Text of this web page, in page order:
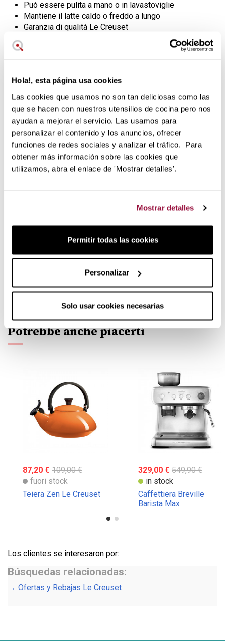
Hola!, esta página usa cookies
Las cookies que usamos no son tan deliciosas como las
que se hacen con nuestros utensilios de cocina pero nos
ayudan a mejorar el servicio. Las usamos para
personalizar el contenido y los anuncios, ofrecer
funciones de redes sociales y analizar el tráfico. Para
obtener más información sobre las cookies que
utilizamos, abra el enlace de 'Mostrar detalles'.
Mostrar detalles
Permitir todas las cookies
Personalizar
Solo usar cookies necesarias
Può essere pulita a mano o in lavastoviglie
Mantiene il latte caldo o freddo a lungo
Garanzia di qualità Le Creuset
Un set ideale per completare il
tutta la tradizione di Le Creuset.
La lattiera da 350 ml è dotata di un beccuccio per versare
senza sgocciolare e in modo pulito, mentre la
zuccheriera con coperchio in ceramica copre perfettamente
lo zucchero per evitare che si bagni.
Una delle proprietà della ceramica in gres che le è valsa il
riconoscimento internazionale è lacapacità di trattenere
la temperatura. Che sia calda o fredda, la ceramica
Il set è smaltato in ceramica stoneware color ciliegia.
Mantiene il suo tono e la sua lucentezza per anni senza
usurarsi ed è resistente agli urti e ai graffi.
Set di lattiere e zuccheriere Le Creuset
Verified reviewsof customers who bought this product.
Potrebbe anche piacerti
87,20 € 109,00 €
fuori stock
Teiera Zen Le Creuset
329,00 € 549,90 €
in stock
Caffettiera Breville
Barista Max
Los clientes se interesaron por:
Búsquedas relacionadas:
Ofertas y Rebajas Le Creuset